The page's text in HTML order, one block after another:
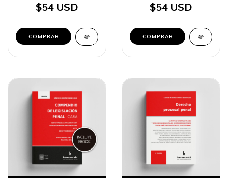
$54 USD
COMPRAR
$54 USD
COMPRAR